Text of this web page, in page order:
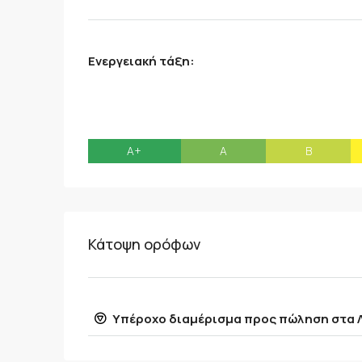
Ενεργειακή τάξη:
A+ A B
Κάτοψη ορόφων
Υπέροχο διαμέρισμα προς πώληση στα